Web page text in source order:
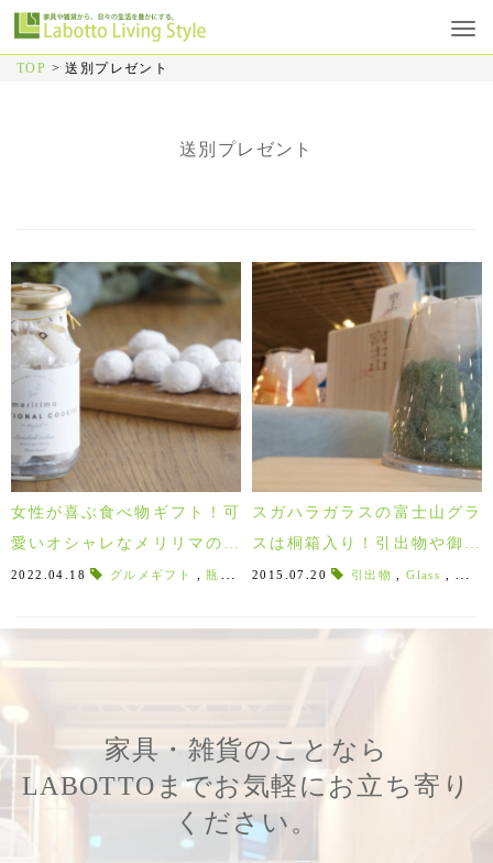
TOP >送別プレゼント
送別プレゼント
女性が喜ぶ食べ物ギフト！可
愛いオシャレなメリリマのス
ノーボールクッキー♪
2022.04.18 グルメギフト ,瓶入りギフト ,お手頃ギフト, ココア味
スガハラガラスの富士山グラ
スは桐箱入り！引出物や御祝
にオススメな日本製グラス♪
2015.07.20 引出物 ,Glass
家具・雑貨のことなら
LABOTTOまでお気軽にお立ち寄り
ください。